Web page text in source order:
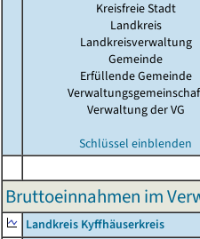
Kreisfreie Stadt
Landkreis
Landkreisverwaltung
Gemeinde
Erfüllende Gemeinde
Verwaltung der VG
Schlüssel einblenden
Bruttoeinnahmen im
Landkreis Kyffhäuserkreis